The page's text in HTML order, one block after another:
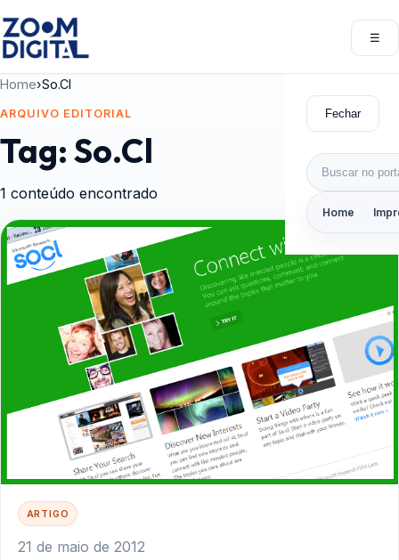
☰
Fechar
Buscar por:
Home
Home›So.Cl
ARQUIVO EDITORIAL
Tag:So.Cl
1 conteúdo encontrado
ARTIGO
21 de maio de 2012